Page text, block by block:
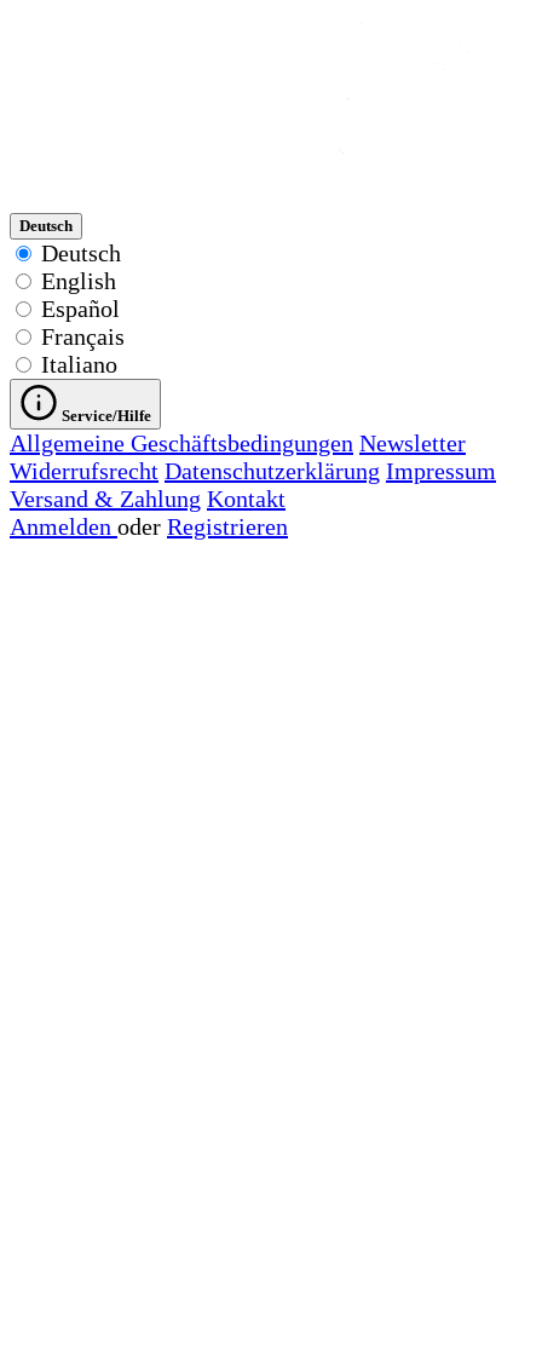
Deutsch
Deutsch
English
Español
Français
Italiano
Service/Hilfe
Allgemeine Geschäftsbedingungen Newsletter
Widerrufsrecht Datenschutzerklärung Impressum
Versand & Zahlung Kontakt
Anmelden oder Registrieren